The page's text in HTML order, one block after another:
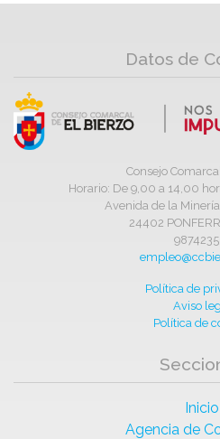
Datos de
Consejo
Horario: De 9,00 a 14,00
Avenida de la
24402
Política de
Aviso
Política de
Inicio
Agencia de